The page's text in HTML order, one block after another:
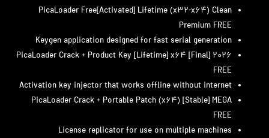
PicaLoader Free[Activated] Lifetime (x32-x64) Clean
Premium FREE
Keygen application designed for fast serial generation
PicaLoader Crack + Product Key [Lifetime] x64 [Final] 2026
FREE
Activation key injector that works offline without internet
PicaLoader Crack + Portable Patch (x64) [Stable] MEGA
FREE
License replicator for use on multiple machines